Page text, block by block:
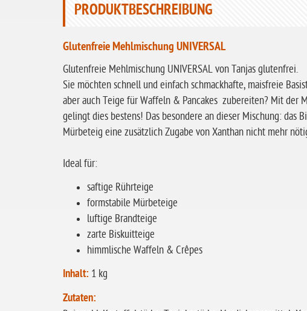
PRODUKTBESCHREIBUNG
Glutenfreie Mehlmischung UNIVERSAL
Glutenfreie Mehlmischung UNIVERSAL von Tanjas glutenfrei.
Sie möchten schnell und einfach schmackhafte, maisfreie
aber auch Teige für Waffeln & Pancakes zubereiten? Mit der
gelingt dies bestens! Das besondere an dieser Mischung:
Mürbeteig eine zusätzlich Zugabe von Xanthan nicht mehr
Ideal für:
saftige Rührteige
formstabile Mürbeteige
luftige Brandteige
zarte Biskuitteige
himmlische Waffeln & Crêpes
Inhalt: 1 kg
Zutaten: